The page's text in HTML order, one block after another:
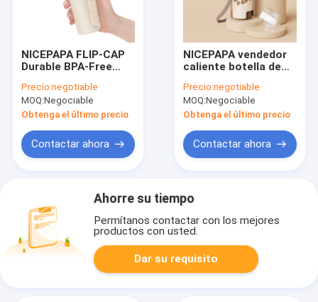
NICEPAPA FLIP-CAP
Durable BPA-Free
botella de silicona
para bebés escala
hueca agarre fácil
Precio:negotiable
MOQ:Negociable
Obtenga el último precio
Contactar ahora
NICEPAPA vendedor
caliente botella de
PU Conjunto de
aislamiento
nocturno al aire libre
90% de las tazas de
botellas para bebés
Precio:negotiable
MOQ:Negociable
Obtenga el último precio
Contactar ahora
Ahorre su tiempo
Permítanos contactar con los mejores
productos con usted.
Dar su requisito